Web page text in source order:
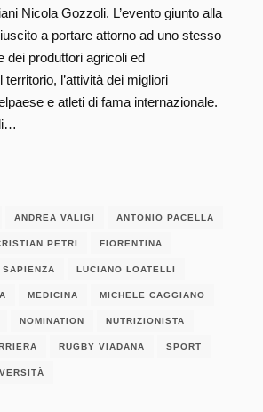
Nicola Gozzoli. L’evento giunto alla
a portare attorno ad uno stesso
dei produttori agricoli ed
l’attività dei migliori
e atleti di fama internazionale.
ANDREA VALIGI ANTONIO PACELLA
PETRI FIORENTINA
SAPIENZA LUCIANO LOATELLI
MEDICINA MICHELE CAGGIANO
NOMINATION NUTRIZIONISTA
RUGBY VIADANA SPORT